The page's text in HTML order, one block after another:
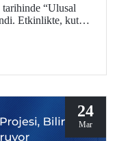
“Ulusal
Etkinlikte, kutup
uygulamalar
24
Mar